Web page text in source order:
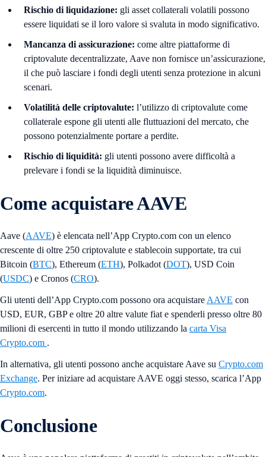
Rischio di liquidazione: gli asset collaterali volatili possono
essere liquidati se il loro valore si svaluta in modo significativo.
Mancanza di assicurazione: come altre piattaforme di
criptovalute decentralizzate, Aave non fornisce un’assicurazione,
il che può lasciare i fondi degli utenti senza protezione in alcuni
scenari.
Volatilità delle criptovalute: l’utilizzo di criptovalute come
collaterale espone gli utenti alle fluttuazioni del mercato, che
possono potenzialmente portare a perdite.
Rischio di liquidità: gli utenti possono avere difficoltà a
prelevare i fondi se la liquidità diminuisce.
Come acquistare AAVE
Aave (AAVE) è elencata nell’App Crypto.com con un elenco
crescente di oltre 250 criptovalute e stablecoin supportate, tra cui
Bitcoin (BTC), Ethereum (ETH), Polkadot (DOT), USD Coin
(USDC) e Cronos (CRO).
Gli utenti dell’App Crypto.com possono ora acquistare AAVE con
USD, EUR, GBP e oltre 20 altre valute fiat e spenderli presso oltre 80
milioni di esercenti in tutto il mondo utilizzando la carta Visa
Crypto.com .
In alternativa, gli utenti possono anche acquistare Aave su Crypto.com
Exchange. Per iniziare ad acquistare AAVE oggi stesso, scarica l’App
Crypto.com.
Conclusione